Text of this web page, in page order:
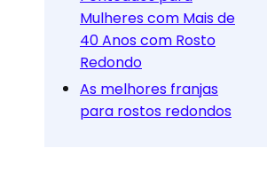
Mulheres com Mais de
40 Anos com Rosto
Redondo
As melhores franjas
para rostos redondos